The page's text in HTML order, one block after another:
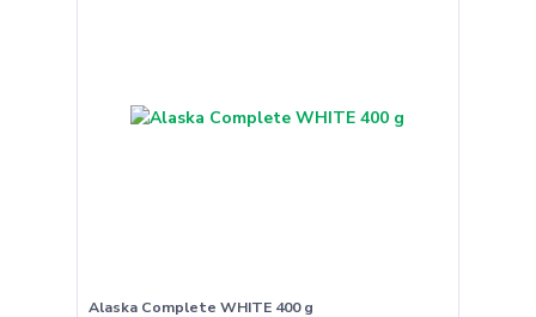
Alaska Complete WHITE 400 g